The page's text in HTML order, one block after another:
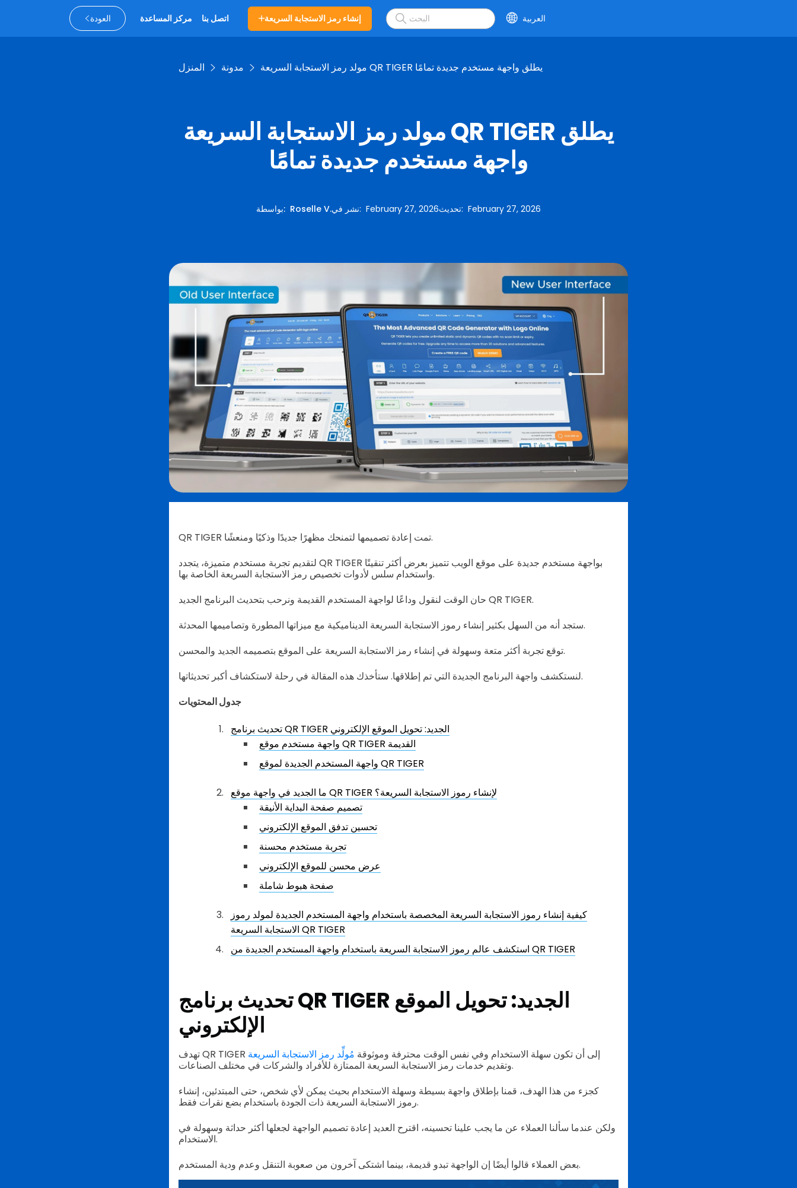
العودة مركز المساعدة اتصل بنا إنشاء رمز الاستجابة السريعة العربية
المنزل مدونة مولد رمز الاستجابة السريعة QR TIGER يطلق واجهة مستخدم جديدة تمامًا
مولد رمز الاستجابة السريعة QR TIGER يطلق
واجهة مستخدم جديدة تمامًا
بواسطة: Roselle V.نشر في: February 27, 2026تحديث: February 27, 2026
QR TIGER تمت إعادة تصميمها لتمنحك مظهرًا جديدًا وذكيًا ومنعشًا.
لتقديم تجربة مستخدم متميزة، يتجدد QR TIGER بواجهة مستخدم جديدة على موقع الويب تتميز بعرض أكثر تنقيتًا
واستخدام سلس لأدوات تخصيص رمز الاستجابة السريعة الخاصة بها.
حان الوقت لنقول وداعًا لواجهة المستخدم القديمة ونرحب بتحديث البرنامج الجديد QR TIGER.
ستجد أنه من السهل بكثير إنشاء رموز الاستجابة السريعة الديناميكية مع ميزاتها المطورة وتصاميمها المحدثة.
توقع تجربة أكثر متعة وسهولة في إنشاء رمز الاستجابة السريعة على الموقع بتصميمه الجديد والمحسن.
لنستكشف واجهة البرنامج الجديدة التي تم إطلاقها. ستأخذك هذه المقالة في رحلة لاستكشاف أكبر تحديثاتها.
جدول المحتويات
تحديث برنامج QR TIGER الجديد: تحويل الموقع الإلكتروني
واجهة مستخدم موقع QR TIGER القديمة
واجهة المستخدم الجديدة لموقع QR TIGER
ما الجديد في واجهة موقع QR TIGER لإنشاء رموز الاستجابة السريعة؟
تصميم صفحة البداية الأنيقة
تحسين تدفق الموقع الإلكتروني
تجربة مستخدم محسنة
عرض محسن للموقع الإلكتروني
صفحة هبوط شاملة
كيفية إنشاء رموز الاستجابة السريعة المخصصة باستخدام واجهة المستخدم الجديدة لمولد رموز
الاستجابة السريعة QR TIGER
استكشف عالم رموز الاستجابة السريعة باستخدام واجهة المستخدم الجديدة من QR TIGER
تحديث برنامج QR TIGER الجديد: تحويل الموقع
الإلكتروني
تهدف QR TIGER إلى أن تكون سهلة الاستخدام وفي نفس الوقت محترفة وموثوقة مُولِّد رمز الاستجابة السريعة
وتقديم خدمات رمز الاستجابة السريعة الممتازة للأفراد والشركات في مختلف الصناعات.
كجزء من هذا الهدف، قمنا بإطلاق واجهة بسيطة وسهلة الاستخدام بحيث يمكن لأي شخص، حتى المبتدئين، إنشاء
رموز الاستجابة السريعة ذات الجودة باستخدام بضع نقرات فقط.
ولكن عندما سألنا العملاء عن ما يجب علينا تحسينه، اقترح العديد إعادة تصميم الواجهة لجعلها أكثر حداثة وسهولة في
الاستخدام.
بعض العملاء قالوا أيضًا إن الواجهة تبدو قديمة، بينما اشتكى آخرون من صعوبة التنقل وعدم ودية المستخدم.